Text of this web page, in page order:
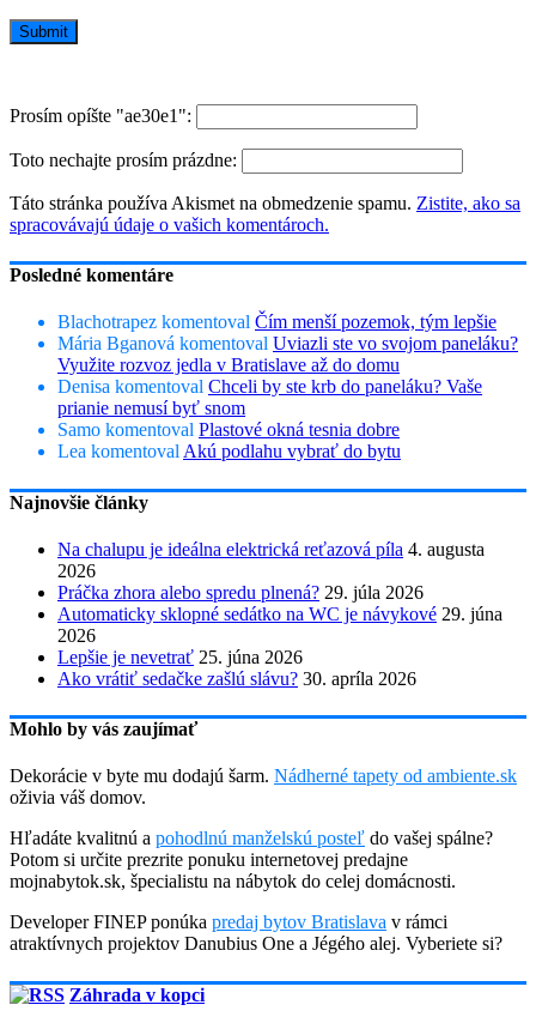
Prosím opíšte "ae30e1":
Toto nechajte prosím prázdne:
Táto stránka používa Akismet na obmedzenie spamu. Zistite, ako sa
spracovávajú údaje o vašich komentároch.
Posledné komentáre
Blachotrapez komentoval Čím menší pozemok, tým lepšie
Mária Bganová komentoval Uviazli ste vo svojom paneláku?
Využite rozvoz jedla v Bratislave až do domu
Denisa komentoval Chceli by ste krb do paneláku? Vaše
prianie nemusí byť snom
Samo komentoval Plastové okná tesnia dobre
Lea komentoval Akú podlahu vybrať do bytu
Najnovšie články
Na chalupu je ideálna elektrická reťazová píla 4. augusta
2026
Práčka zhora alebo spredu plnená? 29. júla 2026
Automaticky sklopné sedátko na WC je návykové 29. júna
2026
Lepšie je nevetrať 25. júna 2026
Ako vrátiť sedačke zašlú slávu? 30. apríla 2026
Mohlo by vás zaujímať
Dekorácie v byte mu dodajú šarm. Nádherné tapety od ambiente.sk
oživia váš domov.
Hľadáte kvalitnú a pohodlnú manželskú posteľ do vašej spálne?
Potom si určite prezrite ponuku internetovej predajne
mojnabytok.sk, špecialistu na nábytok do celej domácnosti.
Developer FINEP ponúka predaj bytov Bratislava v rámci
atraktívnych projektov Danubius One a Jégého alej. Vyberiete si?
Záhrada v kopci